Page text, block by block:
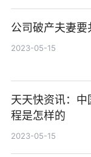
公司破产夫妻
2023-05-15
天天快资讯：
程是怎样的
2023-05-15